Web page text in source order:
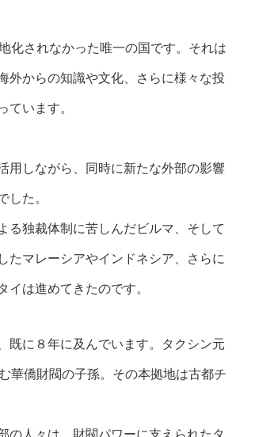
化されなかった唯一の国です。それは
外からの知識や文化、さらに様々な投
ています。
用しながら、同時に新たな外部の影響
した。
る独裁体制に苦しんだビルマ、そして
たマレーシアやインドネシア、さらに
は進めてきたのです。
既に８年に及んでいます。タクシン元
華僑財閥の子孫。その本拠地は古都チ
の人々は、財閥パワーに支えられたタ